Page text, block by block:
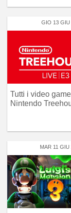
GIO 13 GIU
Tutti i video
Nintendo
MAR 11